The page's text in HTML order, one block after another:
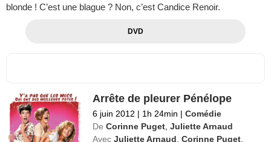
blonde ! C’est une blague ? Non, c’est Candice Renoir.
DVD
Arrête de pleurer Pénélope
6 juin 2012 | 1h 24min | Comédie
De Corinne Puget ,Juliette Arnaud
Avec Juliette Arnaud ,Corinne Puget